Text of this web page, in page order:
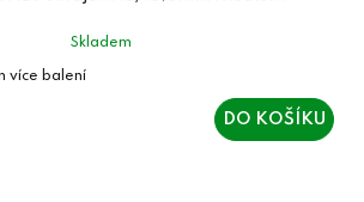
Skladem
DO KOŠÍKU